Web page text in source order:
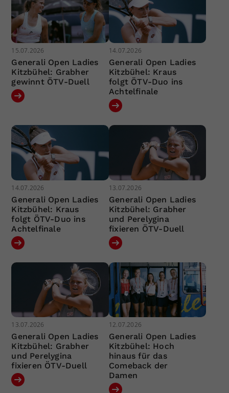
15.07.2026
Generali Open Ladies
Kitzbühel: Grabher
gewinnt ÖTV-Duell
14.07.2026
Generali Open Ladies
Kitzbühel: Kraus
folgt ÖTV-Duo ins
Achtelfinale
14.07.2026
Generali Open Ladies
Kitzbühel: Kraus
folgt ÖTV-Duo ins
Achtelfinale
13.07.2026
Generali Open Ladies
Kitzbühel: Grabher
und Perelygina
fixieren ÖTV-Duell
13.07.2026
Generali Open Ladies
Kitzbühel: Grabher
und Perelygina
fixieren ÖTV-Duell
12.07.2026
Generali Open Ladies
Kitzbühel: Hoch
hinaus für das
Comeback der
Damen